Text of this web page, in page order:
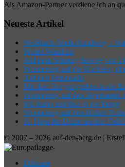
Als Amazon-Partner verdiene ich an
Neueste Artikel
Weißbach-Speik-Rundweg –
Weiter Wandern
Auf dem Schmugglerweg von
Wanderung auf die Hochries,
Auf den Serponado
Mit dem Bergsteigerbus in die
Wanderung auf den Jägerkamp,
Mit Bahn und Bus in die Berge
Wanderung auf den Hohen
11 Tipps für Deine nächste
© 2007 – 2026 auf-den-berg.de |
.
Dahoam